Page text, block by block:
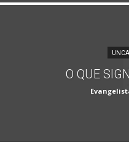
O QUE